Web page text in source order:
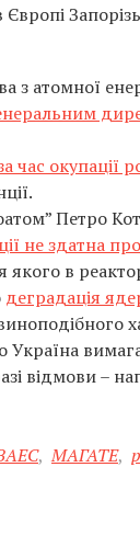
атомної
час окупації
Петро
не здатна
в
деградація
Україна
відмови –
, МАГАТЕ,